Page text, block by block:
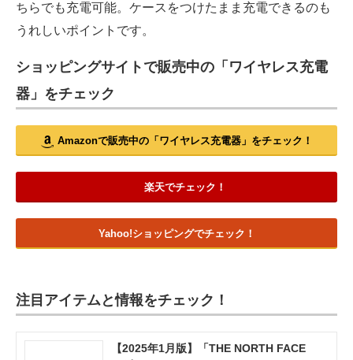
ちらでも充電可能。ケースをつけたまま充電できるのも
うれしいポイントです。
ショッピングサイトで販売中の「ワイヤレス充電
器」をチェック
Amazonで販売中の「ワイヤレス充電器」をチェック！
楽天でチェック！
Yahoo!ショッピングでチェック！
注目アイテムと情報をチェック！
【2025年1月版】「THE NORTH FACE